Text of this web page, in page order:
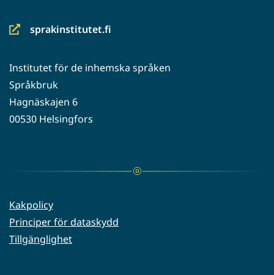
sprakinstitutet.fi
(siirryt
palveluun)
Institutet för de inhemska språken
Språkbruk
Hagnäskajen 6
00530 Helsingfors
Kakpolicy
Principer för dataskydd
Tillgänglighet